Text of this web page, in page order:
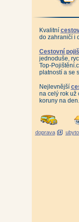
Kvalitní
do zahraničí i
Cestovní
jednoduše,
Top-
platností a se
Nejlevnější
na celý rok už
koruny na den.
doprava